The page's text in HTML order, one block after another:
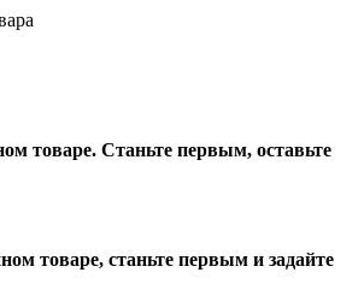
товаре. Станьте первым, оставьте
товаре, станьте первым и задайте